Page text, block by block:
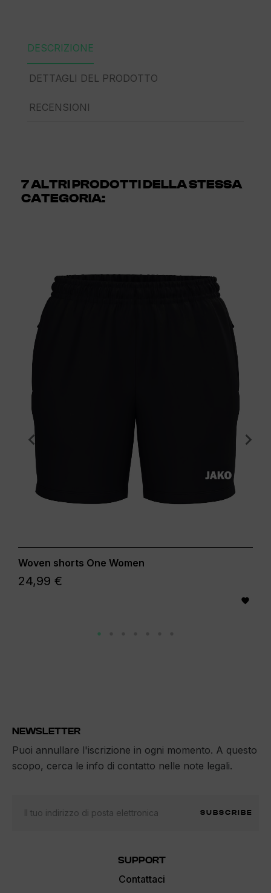
DESCRIZIONE
DETTAGLI DEL PRODOTTO
RECENSIONI
7 ALTRI PRODOTTI DELLA STESSA
CATEGORIA:
Woven shorts One Women
24,99 €

NEWSLETTER
Puoi annullare l'iscrizione in ogni momento. A questo
scopo, cerca le info di contatto nelle note legali.
SUBSCRIBE
SUPPORT
Contattaci